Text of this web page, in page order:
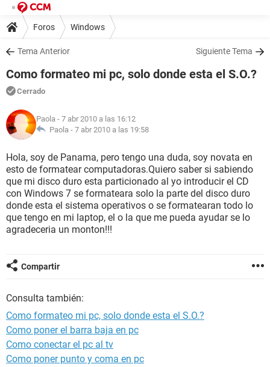
Foros Windows
Tema Anterior Siguiente Tema
Como formateo mi pc, solo donde esta el S.O.?
Cerrado
Paola - 7 abr 2010 a las 16:12
Paola - 7 abr 2010 a las 19:58
Hola, soy de Panama, pero tengo una duda, soy novata en
esto de formatear computadoras.Quiero saber si sabiendo
que mi disco duro esta particionado al yo introducir el CD
con Windows 7 se formateara solo la parte del disco duro
donde esta el sistema operativos o se formatearan todo lo
que tengo en mi laptop, el o la que me pueda ayudar se lo
agradeceria un monton!!!
Compartir
Consulta también:
Como formateo mi pc, solo donde esta el S.O.?
Como poner el barra baja en pc
Como conectar el pc al tv
Como poner punto y coma en pc